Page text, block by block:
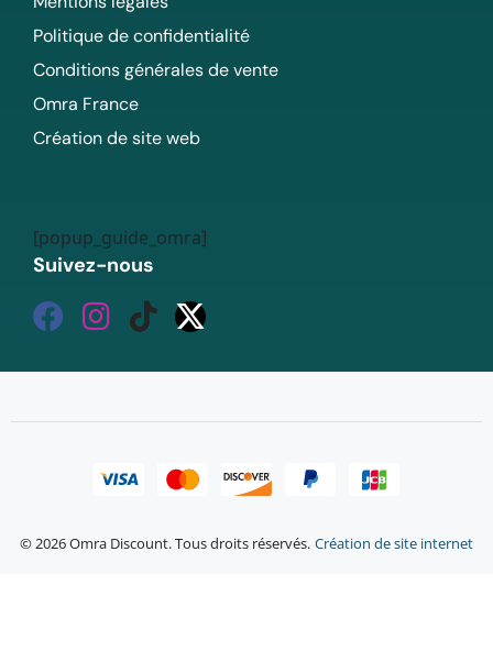
Politique de confidentialité
Conditions générales de vente
Omra France
Création de site web
[popup_guide_omra]
Suivez-nous
© 2026 Omra Discount. Tous droits réservés. Création de site internet